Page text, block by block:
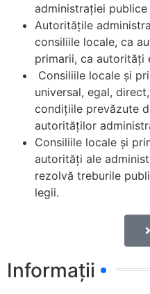
administraţiei
Autorităţile
consiliile locale, ca
primarii, ca autorităţi
Consiliile locale şi
universal, egal,
condiţiile prevăzute
autorităţilor
Consiliile locale şi
autorităţi ale
rezolvă treburile
legii.
Informații